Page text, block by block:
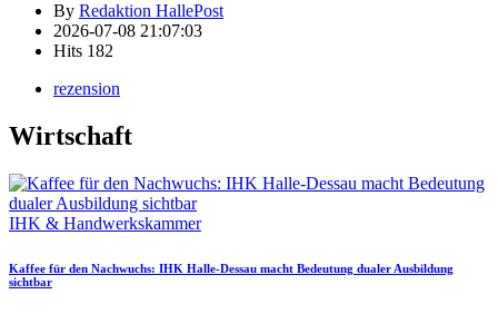
By Redaktion HallePost
2026-07-08 21:07:03
Hits 182
rezension
Wirtschaft
IHK & Handwerkskammer
Kaffee für den Nachwuchs: IHK Halle-Dessau macht Bedeutung dualer Ausbildung
sichtbar